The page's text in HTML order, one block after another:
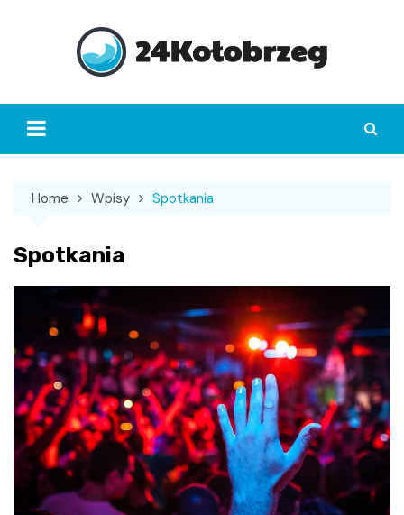
Home Wpisy Spotkania
Spotkania